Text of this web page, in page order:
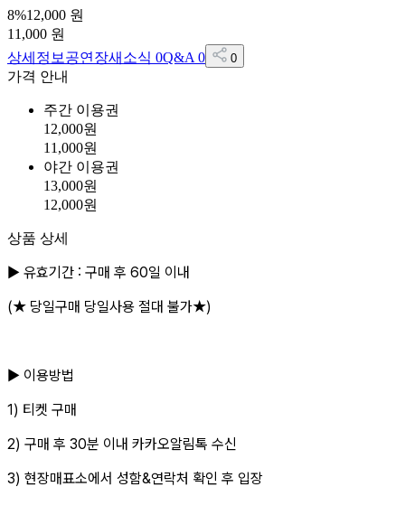
8%12,000 원
11,000 원
상세정보 공연장새소식 0Q&A 0 0
가격 안내
주간 이용권
12,000원
11,000원
야간 이용권
13,000원
12,000원
상품 상세
▶ 유효기간 : 구매 후 60일 이내
(★ 당일구매 당일사용 절대 불가★)
▶ 이용방법
1) 티켓 구매
2) 구매 후 30분 이내 카카오알림톡 수신
3) 현장매표소에서 성함&연락처 확인 후 입장